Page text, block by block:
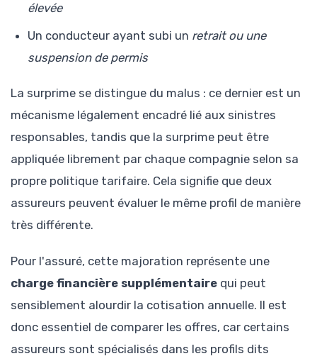
élevée
Un conducteur ayant subi un retrait ou une
suspension de permis
La surprime se distingue du malus : ce dernier est un
mécanisme légalement encadré lié aux sinistres
responsables, tandis que la surprime peut être
appliquée librement par chaque compagnie selon sa
propre politique tarifaire. Cela signifie que deux
assureurs peuvent évaluer le même profil de manière
très différente.
Pour l'assuré, cette majoration représente une
charge financière supplémentaire qui peut
sensiblement alourdir la cotisation annuelle. Il est
donc essentiel de comparer les offres, car certains
assureurs sont spécialisés dans les profils dits